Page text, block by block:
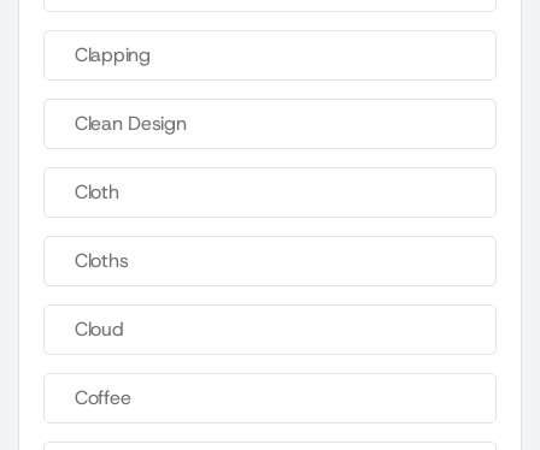
Clapping
Clean Design
Cloth
Cloths
Cloud
Coffee